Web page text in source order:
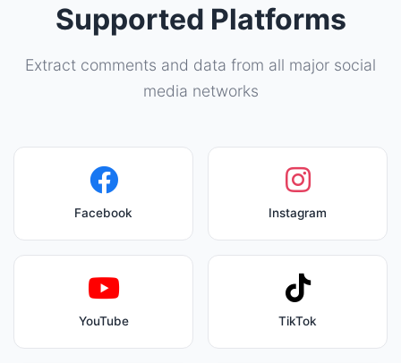
Supported Platforms
Extract comments and data from all major social
media networks
Facebook Instagram
YouTube TikTok